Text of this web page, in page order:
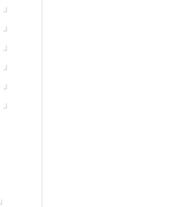
」
」
」
」
」
」
」